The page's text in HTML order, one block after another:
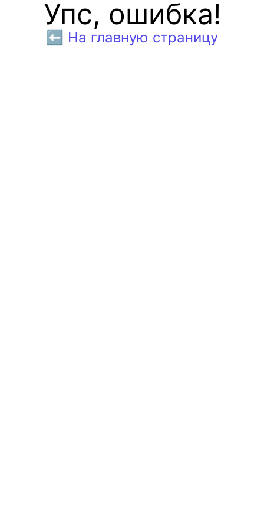
Упс, ошибка!
⬅️ На главную страницу